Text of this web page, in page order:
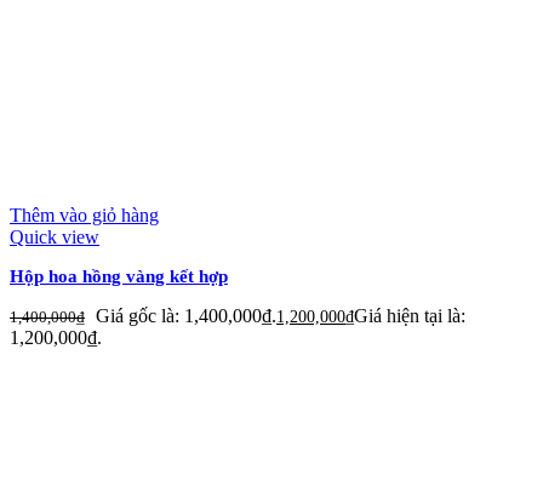
Thêm vào giỏ hàng
Quick view
Hộp hoa hồng vàng kết hợp
1,400,000₫ Giá gốc là: 1,400,000₫.1,200,000₫Giá hiện tại là:
1,200,000₫.